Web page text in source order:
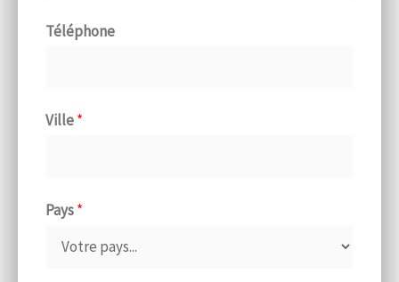
Téléphone
Ville*
Pays*